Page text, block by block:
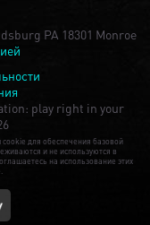
PA 18301 Monroe
play right in your
для обеспечения базовой
и не используются в
на использование этих